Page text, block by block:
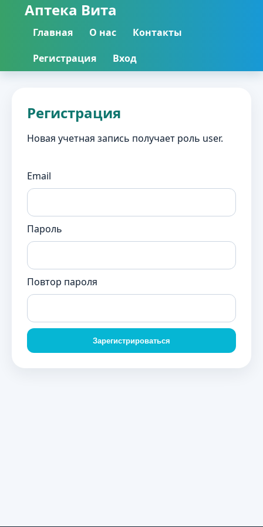
Аптека Вита
Главная О нас
Контакты
Регистрация
Вход
Регистрация
Новая учетная запись получает роль user.
Email
Пароль
Повтор пароля
Зарегистрироваться